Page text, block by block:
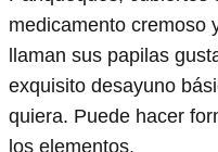
medicamento cremoso
llaman sus papilas
exquisito desayuno
quiera. Puede hacer
los elementos.